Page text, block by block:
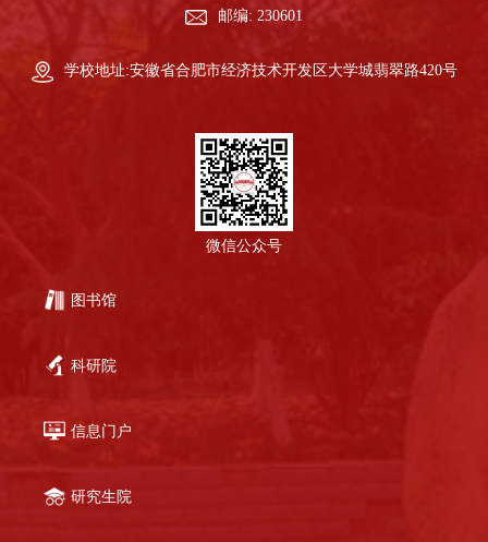
邮编: 230601
学校地址:安徽省合肥市经济技术开发区大学城翡翠路420号
微信公众号
图书馆
科研院
信息门户
研究生院